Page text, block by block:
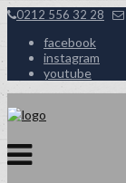
0212 556 32 28
facebook
instagram
youtube